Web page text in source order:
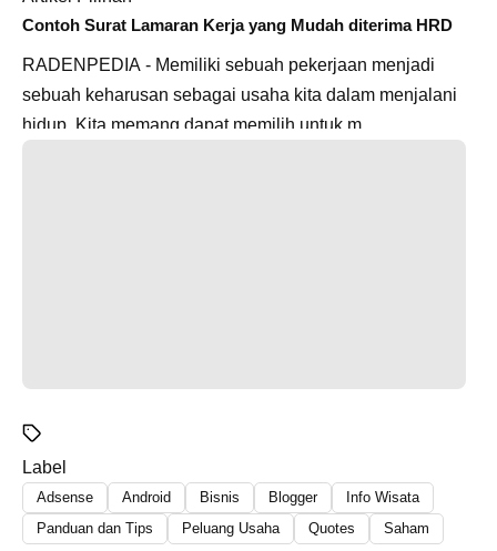
Contoh Surat Lamaran Kerja yang Mudah diterima HRD
RADENPEDIA - Memiliki sebuah pekerjaan menjadi
sebuah keharusan sebagai usaha kita dalam menjalani
hidup. Kita memang dapat memilih untuk m...
Label
Adsense Android Bisnis Blogger
Info Wisata
Panduan dan Tips
Peluang Usaha Quotes Saham